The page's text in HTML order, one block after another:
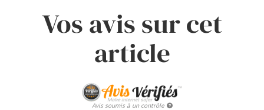
Vos avis sur cet
article
Avis soumis à un contrôle